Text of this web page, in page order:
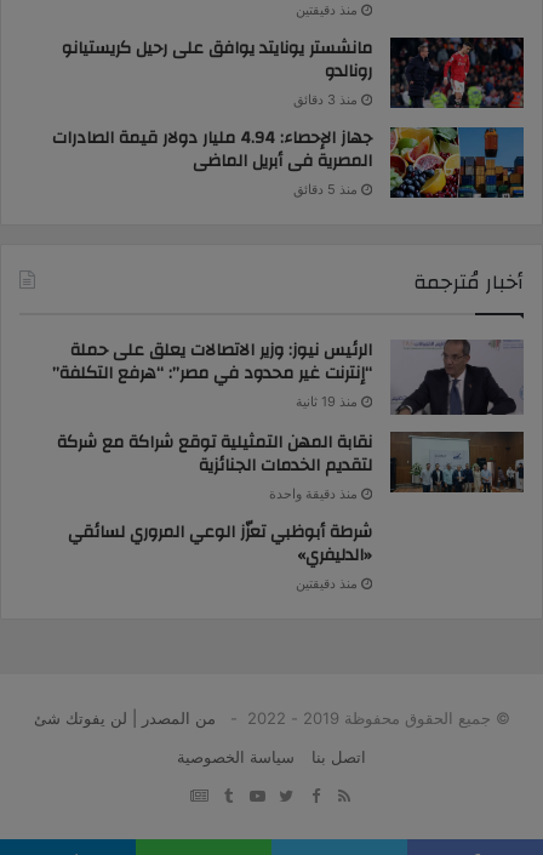
منذ دقيقتين
مانشستر يونايتد يوافق على رحيل كريستيانو
رونالدو
منذ 3 دقائق
جهاز الإحصاء: 4.94 مليار دولار قيمة الصادرات
المصرية فى أبريل الماضى
منذ 5 دقائق
أخبار مُترجمة
الرئيس نيوز: وزير الاتصالات يعلق على حملة
“إنترنت غير محدود في مصر”: “هرفع التكلفة”
منذ 19 ثانية
نقابة المهن التمثيلية توقع شراكة مع شركة
لتقديم الخدمات الجنائزية
منذ دقيقة واحدة
شرطة أبوظبي تعزّز الوعي المروري لسائقي
«الدليفري»
منذ دقيقتين
© جميع الحقوق محفوظة 2019 - 2022 -
من المصدر | لن يفوتك شئ
اتصل بنا
سياسة الخصوصية
RSS
Facebook
Twitter
YouTube
‏Tumblr
google